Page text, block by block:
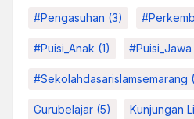
#pengasuhan (3)
#Puisi_Anak (1) #Puisi_Jawa
#sekolahdasarislamsemarang
Gurubelajar (5) Kunjungan